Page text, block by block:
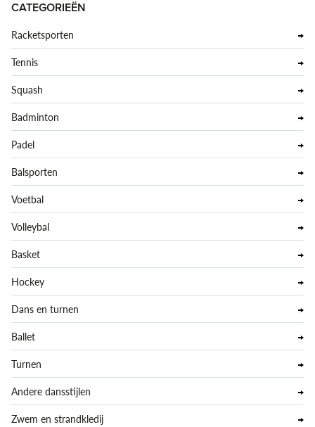
CATEGORIEËN
Racketsporten
Tennis
Squash
Badminton
Padel
Balsporten
Voetbal
Volleybal
Basket
Hockey
Dans en turnen
Ballet
Turnen
Andere dansstijlen
Zwem en strandkledij